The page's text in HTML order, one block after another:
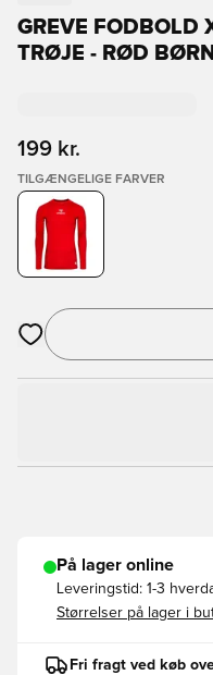
GREVE FODBOLD
TRØJE - RØD BØRN
199 kr.
TILGÆNGELIGE FARVER
Åbner en Modal til at
På lager online
Leveringstid: 1-3
Størrelser på lager i
Fri fragt ved køb